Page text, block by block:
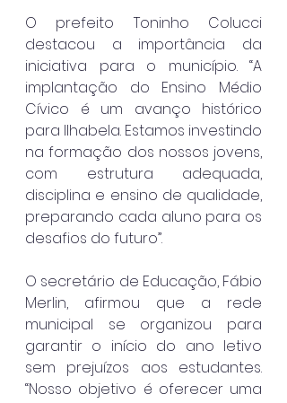
O prefeito Toninho Colucci
destacou a importância da
iniciativa para o município. “A
implantação do Ensino Médio
Cívico é um avanço histórico
para Ilhabela. Estamos investindo
na formação dos nossos jovens,
com estrutura adequada,
disciplina e ensino de qualidade,
preparando cada aluno para os
desafios do futuro”.
O secretário de Educação, Fábio
Merlin, afirmou que a rede
municipal se organizou para
garantir o início do ano letivo
sem prejuízos aos estudantes.
“Nosso objetivo é oferecer uma